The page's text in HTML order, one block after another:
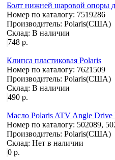
Болт нижней шаровой опоры
Номер по каталогу: 7519286
Производитель: Polaris(США)
Склад: В наличии
748 р.
Клипса пластиковая Polaris
Номер по каталогу: 7621509
Производитель: Polaris(США)
Склад: В наличии
490 р.
Масло Polaris ATV Angle Drive
Номер по каталогу: 502089,
Производитель: Polaris(США)
Склад: Нет в наличии
0 р.